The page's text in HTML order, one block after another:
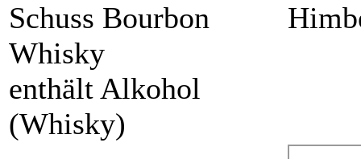
Schuss Bourbon
Whisky
enthält Alkohol
(Whisky)